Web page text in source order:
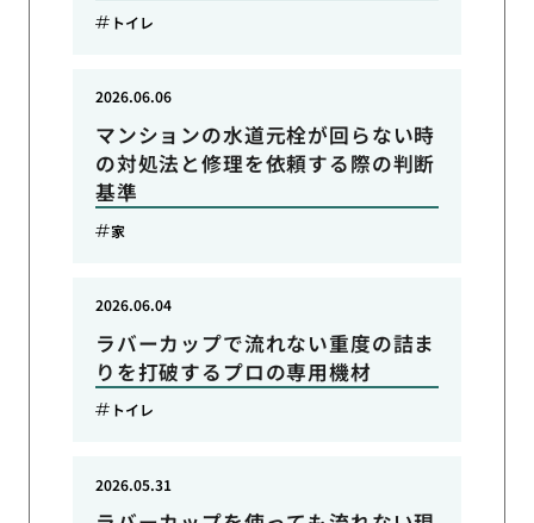
トイレ
マンションの水道元栓が回らない時
の対処法と修理を依頼する際の判断
基準
2026.06.06
家
ラバーカップで流れない重度の詰ま
りを打破するプロの専用機材
2026.06.04
トイレ
2026.05.31